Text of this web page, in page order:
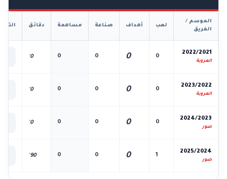
الموسم /
الفريق
لعب أهداف صناعة مساهمة دقائق
2022/2021
العروبة
0
0
0
0
0'
2023/2022
العروبة
0
0
0
0
0'
2024/2023
صور
0
0
0
0
0'
2025/2024
صور
1
0
0
0
90'